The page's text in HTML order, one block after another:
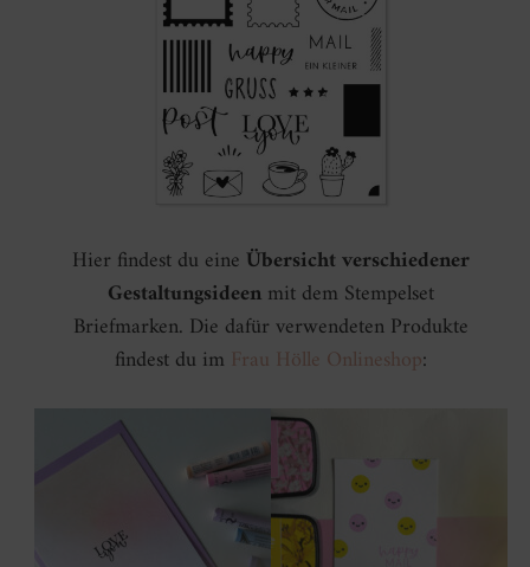
Hier findest du eine Übersicht verschiedener
Gestaltungsideenmit dem Stempelset
Briefmarken. Die dafür verwendeten Produkte
findest du im Frau Hölle Onlineshop: